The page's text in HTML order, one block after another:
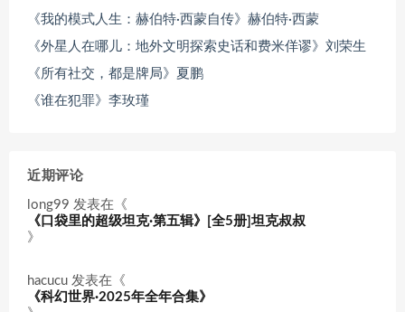
《我的模式人生：赫伯特·西蒙自传》赫伯特·西蒙
《外星人在哪儿：地外文明探索史话和费米佯谬》刘荣生
《所有社交，都是牌局》夏鹏
《谁在犯罪》李玫瑾
近期评论
long99 发表在《
《口袋里的超级坦克·第五辑》[全5册]坦克叔叔
》
hacucu 发表在《
《科幻世界·2025年全年合集》